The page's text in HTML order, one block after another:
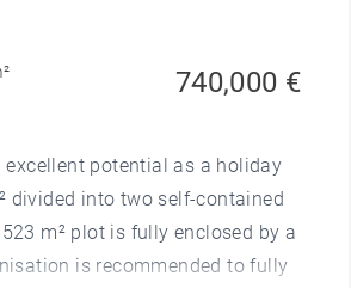
740,000 €
potential as a holiday
divided into two self-contained
m² plot is fully enclosed by a
is recommended to fully